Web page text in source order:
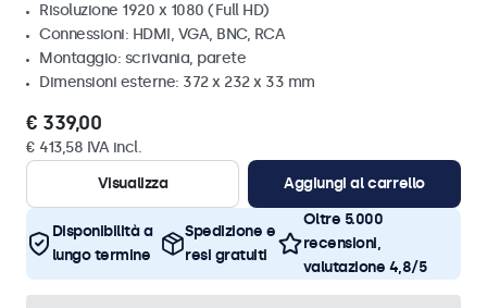
Risoluzione 1920 x 1080 (Full HD)
Connessioni: HDMI, VGA, BNC, RCA
Montaggio: scrivania, parete
Dimensioni esterne: 372 x 232 x 33 mm
€ 339,00
€ 413,58 IVA incl.
Visualizza
Aggiungi al carrello
Disponibilità a
lungo termine
Spedizione e
resi gratuiti
Oltre 5.000
recensioni,
valutazione 4,8/5